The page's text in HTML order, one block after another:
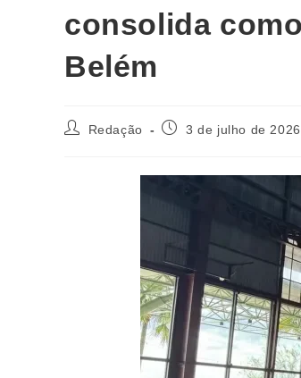
consolida
Belém
Redação 3 de julho de 2026